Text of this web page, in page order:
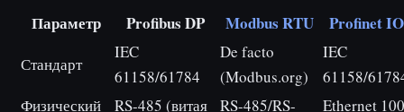
Параметр Profibus DP Modbus RTU Profinet IO
Стандарт
IEC
61158/61784
De facto
(Modbus.org)
IEC
61158/
Физический
RS-485 (витая
RS-485/RS-
Ethernet 100